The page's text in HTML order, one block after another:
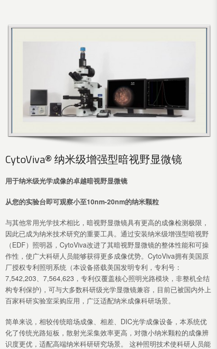
CytoViva® 纳米级增强型暗视野显微镜
用于纳米级光学成像的卓越暗视野显微镜
从您的实验台即可观察小至10nm-20nm的纳米颗粒
与其他常用光学技术相比，暗视野显微镜具有更高的成像检测极限，
因此已成为纳米技术研究的重要工具。通过安装纳米级增强型暗视野
（EDF）照明器，CytoViva改进了其暗视野显微镜的整体性能和可操
作性，使广大科研人员能够获得更多成像优势。CytoViva拥有美国原
厂授权专利照明系统（本设备搭载美国发明专利，专利号：
7,542,203、7,564,623，专利仅覆盖核心照明光路模块，非整机全结
构专利保护)，可与大多数科研级光学显微镜兼容，目前已被国内外上
百家科研实验室采购应用，广泛适配纳米成像科研场景。
简单来说，相较传统暗场成像、相差、DIC光学成像设备，本系统优
化了传统光路短板，散射光采集效率更高，对微小纳米颗粒的成像辨
识度更优，适配高端纳米科研研究场景。 这种照明技术使科研人员能